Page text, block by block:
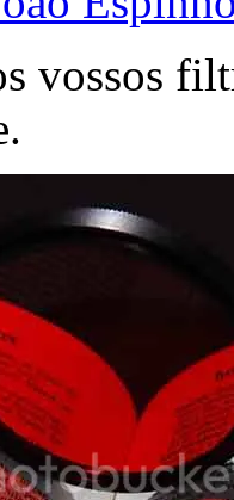
vossos